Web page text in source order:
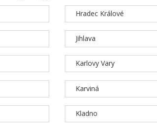
Hradec Králové
Jihlava
Karlovy Vary
Karviná
Kladno